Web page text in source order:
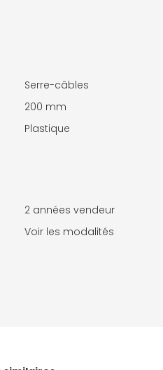
Serre-câbles
200 mm
Plastique
2 années vendeur
Voir les modalités